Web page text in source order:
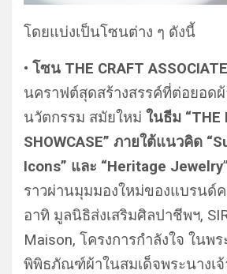
โดยแบ่งเป็นโซนต่าง ๆ ดังนี้
• โซน THE CRAFT
นคราฟต์สุดสร้างสรรค์ที่ต่อยอด
นวัตกรรม สมัยใหม่ ในธีม “THE
SHOWCASE” ภายใต้แนวคิด
Icons” และ “Heritage Jewelry
ราวผ่านมุมมองใหม่ของแบรนด์
อาทิ มูลนิธิส่งเสริมศิลปาชีพฯ,
Maison, โครงการกำลังใจ ในพร
พิพิธภัณฑ์ผ้าในสมเด็จพระนางเ